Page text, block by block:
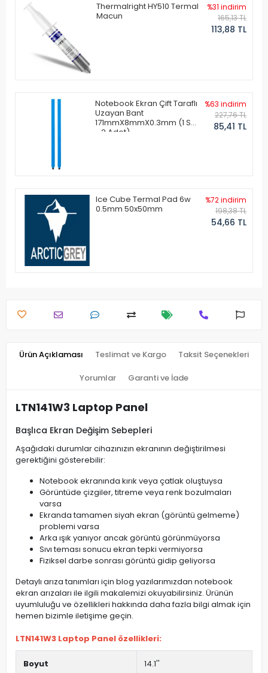
Thermalright HY510 Termal
Macun
%31 indirim
165,13 TL
113,88 TL
Notebook Ekran Çift Taraflı
Uzayan Bant
171mmX8mmX0.3mm (1 Set
- 2 Adet)
%63 indirim
227,76 TL
85,41 TL
Ice Cube Termal Pad 6w
0.5mm 50x50mm
%72 indirim
198,38 TL
54,66 TL
Ürün Açıklaması Teslimat ve Kargo Taksit Seçenekleri
Yorumlar Garanti ve İade
LTN141W3 Laptop Panel
Başlıca Ekran Değişim Sebepleri
Aşağıdaki durumlar cihazınızın ekranının değiştirilmesi
gerektiğini gösterebilir:
Notebook ekranında kırık veya çatlak oluştuysa
Görüntüde çizgiler, titreme veya renk bozulmaları
varsa
Ekranda tamamen siyah ekran (görüntü gelmeme)
problemi varsa
Arka ışık yanıyor ancak görüntü görünmüyorsa
Sıvı teması sonucu ekran tepki vermiyorsa
Fiziksel darbe sonrası görüntü gidip geliyorsa
Detaylı arıza tanımları için blog yazılarımızdan notebook
ekran arızaları ile ilgili makalemizi okuyabilirsiniz. Ürünün
uyumluluğu ve özellikleri hakkında daha fazla bilgi almak için
hemen bizimle iletişime geçin.
LTN141W3 Laptop Panel özellikleri:
Boyut 14.1''